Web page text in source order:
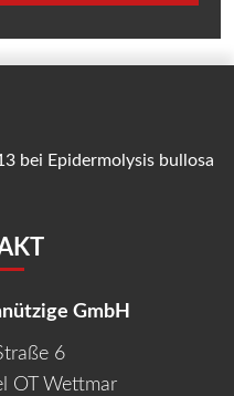
bei Epidermolysis bullosa
GmbH
6
OT Wettmar